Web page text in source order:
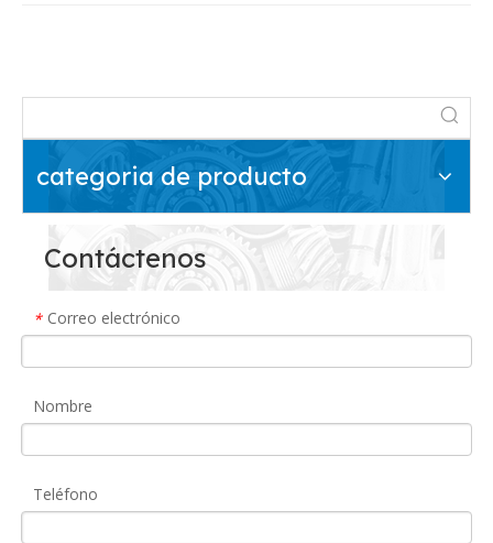
categoria de producto
Contáctenos
* Correo electrónico
Nombre
Teléfono